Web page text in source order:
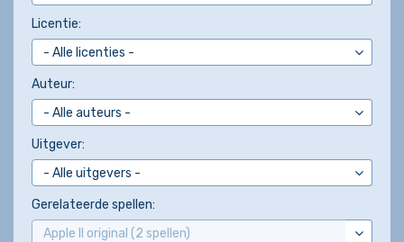
Licentie:
Auteur:
Uitgever:
Gerelateerde spellen: